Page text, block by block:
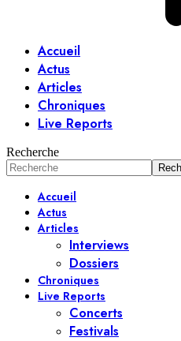
Accueil
Actus
Articles
Chroniques
Live Reports
Recherche
Accueil
Actus
Articles
Interviews
Dossiers
Chroniques
Live Reports
Concerts
Festivals